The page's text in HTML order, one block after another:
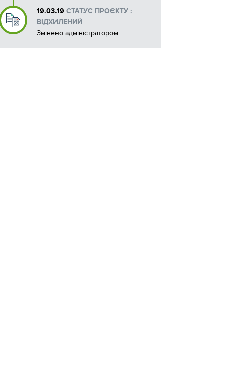
рішення про відмову у прийнятті
проекту для голосування якщо
реалізація проекту планується на
землях або об'єктах приватної
19.03.19 СТАТУС ПРОЄКТУ :
ВІДХИЛЕНИЙ
Змінено адміністратором